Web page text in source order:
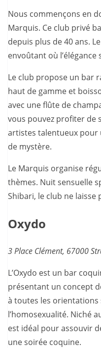
Nous commençons en
Marquis. Ce club privé
depuis plus de 40 ans.
envoûtant où l’élégance
Le club propose un bar
haut de gamme et
avec une flûte de
vous pouvez profiter de
artistes talentueux
de mystère.
Le Marquis organise
thèmes. Nuit sensuelle
Shibari, le club ne
Oxydo
3 Place Clément, 67000
L’Oxydo est un bar
présentant un concept
à toutes les orientations
l’homosexualité. Niché
est idéal pour assouvir
une soirée coquine.